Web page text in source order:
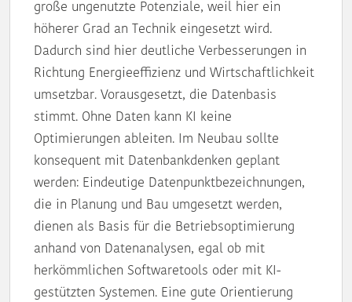
große ungenutzte Potenziale, weil hier ein
höherer Grad an Technik eingesetzt wird.
Dadurch sind hier deutliche Verbesserungen in
Richtung Energieeffizienz und Wirtschaftlichkeit
umsetzbar. Vorausgesetzt, die Datenbasis
stimmt. Ohne Daten kann KI keine
Optimierungen ableiten. Im Neubau sollte
konsequent mit Datenbankdenken geplant
werden: Eindeutige Datenpunktbezeichnungen,
die in Planung und Bau umgesetzt werden,
dienen als Basis für die Betriebsoptimierung
anhand von Datenanalysen, egal ob mit
herkömmlichen Softwaretools oder mit KI-
gestützten Systemen. Eine gute Orientierung